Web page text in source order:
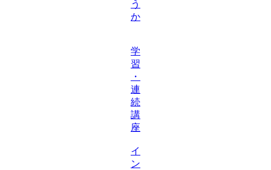
う
か
学
習
・
連
続
講
座
イ
ン